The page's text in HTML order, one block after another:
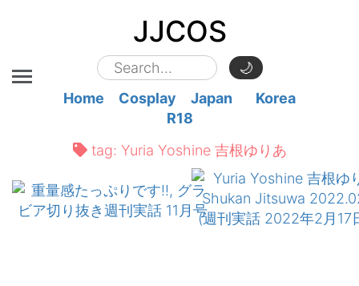
JJCOS
🌙
Home
Cosplay Japan
Korea
R18
tag: Yuria Yoshine 吉根ゆりあ